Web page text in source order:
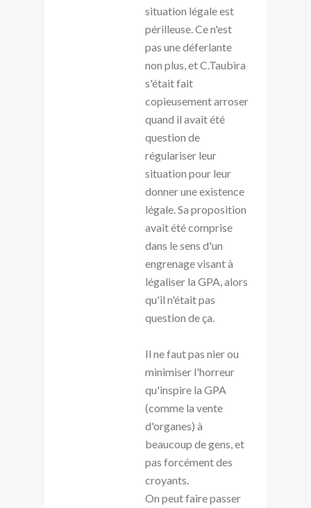
situation légale est
périlleuse. Ce n'est
pas une déferlante
non plus, et C.Taubira
s'était fait
copieusement arroser
quand il avait été
question de
régulariser leur
situation pour leur
donner une existence
légale. Sa proposition
avait été comprise
dans le sens d'un
engrenage visant à
légaliser la GPA, alors
qu'il n'était pas
question de ça.
Il ne faut pas nier ou
minimiser l'horreur
qu'inspire la GPA
(comme la vente
d'organes) à
beaucoup de gens, et
pas forcément des
croyants.
On peut faire passer